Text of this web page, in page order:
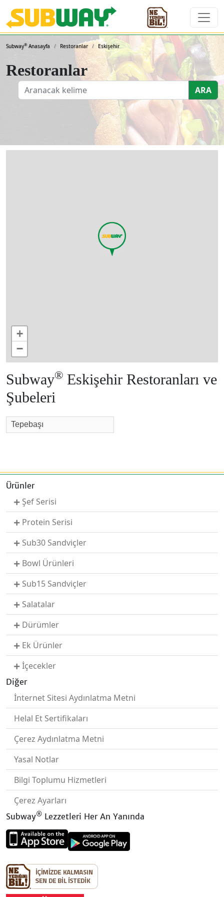
Subway Sandviçleri
Subway® Anasayfa Restoranlar Eskişehir
Restoranlar
ARA
+
−
Subway® Eskişehir Restoranları ve
Şubeleri
Tepebaşı
Ürünler
Şef Serisi
Protein Serisi
Sub30 Sandviçler
Bowl Ürünleri
Sub15 Sandviçler
Salatalar
Dürümler
Ek Ürünler
İçecekler
Diğer
İnternet Sitesi Aydınlatma Metni
Helal Et Sertifikaları
Çerez Aydınlatma Metni
Yasal Notlar
Bilgi Toplumu Hizmetleri
Çerez Ayarları
Subway® Lezzetleri Her An Yanında